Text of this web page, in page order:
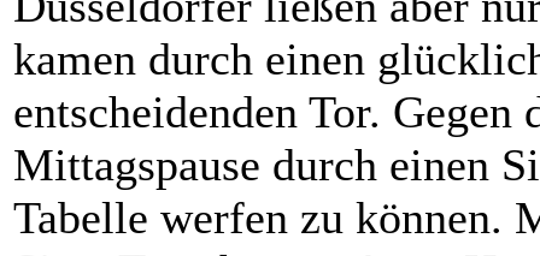
kamen durch einen
entscheidenden Tor.
Mittagspause durch einen
Tabelle werfen zu können.